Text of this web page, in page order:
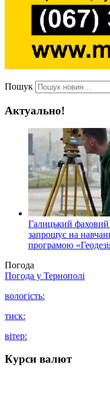
Пошук
Актуально!
Галицький фаховий
запрошує на
програмою
Погода
Погода у Тернополі
вологість:
тиск:
вітер:
Курси валют